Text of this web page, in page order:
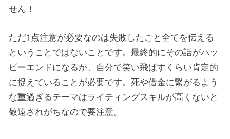
せん！
ただ1点注意が必要なのは失敗したこと全てを伝える
ということではないことです。最終的にその話がハッ
ピーエンドになるか、自分で笑い飛ばすくらい肯定的
に捉えていることが必要です。死や借金に繋がるよう
な重過ぎるテーマはライティングスキルが高くないと
敬遠されがちなので要注意。